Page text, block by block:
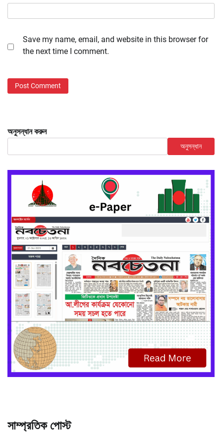
Save my name, email, and website in this browser for
the next time I comment.
অনুসন্ধান করুন
অনুসন্ধান
সাম্প্রতিক পোস্ট